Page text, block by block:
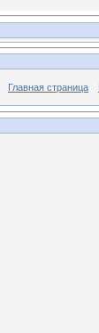
Главная страница